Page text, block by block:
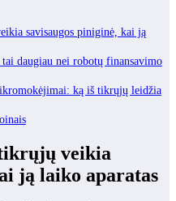
savisaugos piniginė, kai ją
daugiau nei robotų finansavimo
ką iš tikrųjų leidžia
veikia
ją laiko aparatas